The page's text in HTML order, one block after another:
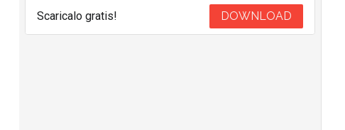
Scaricalo gratis! DOWNLOAD